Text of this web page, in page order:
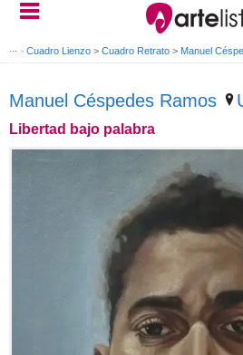
> Cuadro Lienzo > Cuadro Retrato > Manuel
Manuel Céspedes Ramos
Libertad bajo palabra